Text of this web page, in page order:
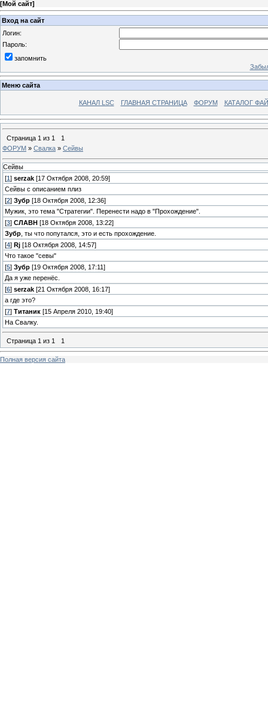
[Мой сайт]
Вход на сайт
Логин:
Пароль:
запомнить
Меню сайта
КАНАЛ LSC ГЛАВНАЯ СТРАНИЦА ФОРУМ КАТАЛОГ
Страница 1 из 1
1
ФОРУМ » Свалка » Сейвы
Сейвы
[1 ] serzak [17 Октября 2008, 20:59]
Сейвы с описанием плиз
[2] Зубр [18 Октября 2008, 12:36]
Мужик, это тема "Стратегии". Перенести надо в "Прохождение".
[3] СЛАВН [18 Октября 2008, 13:22]
Зубр , ты что попутался, это и есть прохождение.
[4] Rj [18 Октября 2008, 14:57]
Что такое "севы"
[5] Зубр [19 Октября 2008, 17:11]
Да я уже перенёс.
[6] serzak [21 Октября 2008, 16:17]
а где это?
[7] Титаник [15 Апреля 2010, 19:40]
На Свалку.
Страница 1 из 1 1
Полная версия сайта